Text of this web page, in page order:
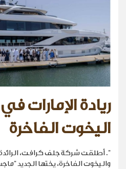
ريادة الإمارات
اليخوت الفاخرة
". أطلقت شركة جلف كرافت،
واليخوت الفاخرة، يختها الجديد